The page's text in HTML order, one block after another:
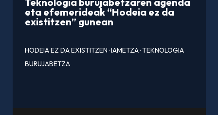
eta efemerideak “Hodeia ez da
existitzen” gunean
HODEIA EZ DA EXISTITZEN·IAMETZA·TEKNOLOGIA
BURUJABETZA